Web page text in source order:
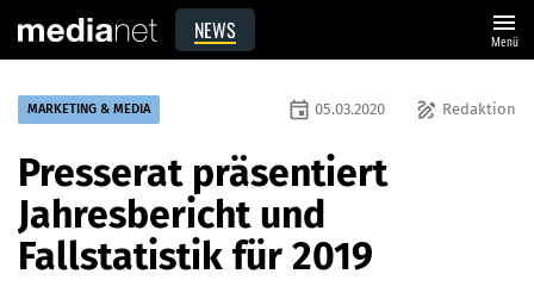
NEWS menu
Menü
MARKETING & MEDIA draw Redaktion
event 05.03.2020
Presserat präsentiert
Jahresbericht und
Fallstatistik für 2019